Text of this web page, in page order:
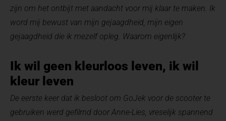
zijn om het ontbijt met aandacht voor mij klaar te maken. Ik
word mij bewust van mijn gejaagdheid, mijn eigen
gejaagdheid die ik mezelf opleg. Waarom eigenlijk?
Ik wil geen kleurloos leven, ik wil
kleur leven
De eerste keer dat ik besloot om GoJek voor de scooter te
gebruiken werd gefilmd door Anne-Lies, vreselijk spannend